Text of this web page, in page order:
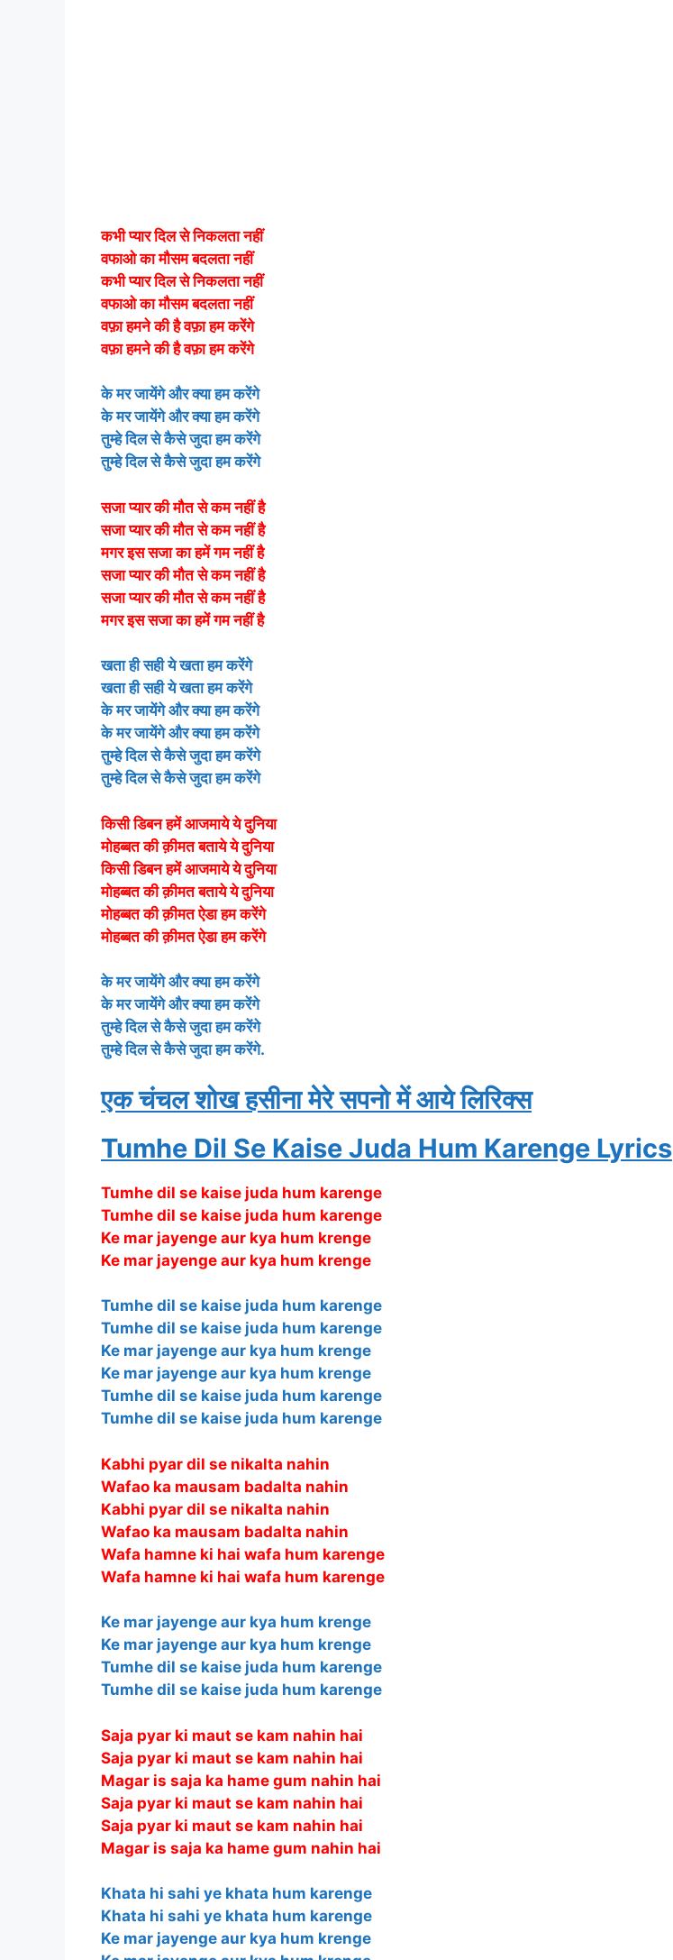
कभी प्यार दिल से निकलता नहीं
वफाओ का मौसम बदलता नहीं
कभी प्यार दिल से निकलता नहीं
वफाओ का मौसम बदलता नहीं
वफ़ा हमने की है वफ़ा हम करेंगे
वफ़ा हमने की है वफ़ा हम करेंगे
के मर जायेंगे और क्या हम करेंगे
के मर जायेंगे और क्या हम करेंगे
तुम्हे दिल से कैसे जुदा हम करेंगे
तुम्हे दिल से कैसे जुदा हम करेंगे
सजा प्यार की मौत से कम नहीं है
सजा प्यार की मौत से कम नहीं है
मगर इस सजा का हमें गम नहीं है
सजा प्यार की मौत से कम नहीं है
सजा प्यार की मौत से कम नहीं है
मगर इस सजा का हमें गम नहीं है
खता ही सही ये खता हम करेंगे
खता ही सही ये खता हम करेंगे
के मर जायेंगे और क्या हम करेंगे
के मर जायेंगे और क्या हम करेंगे
तुम्हे दिल से कैसे जुदा हम करेंगे
तुम्हे दिल से कैसे जुदा हम करेंगे
किसी डिबन हमें आजमाये ये दुनिया
मोहब्बत की क़ीमत बताये ये दुनिया
किसी डिबन हमें आजमाये ये दुनिया
मोहब्बत की क़ीमत बताये ये दुनिया
मोहब्बत की क़ीमत ऐडा हम करेंगे
मोहब्बत की क़ीमत ऐडा हम करेंगे
के मर जायेंगे और क्या हम करेंगे
के मर जायेंगे और क्या हम करेंगे
तुम्हे दिल से कैसे जुदा हम करेंगे
तुम्हे दिल से कैसे जुदा हम करेंगे.
एक चंचल शोख हसीना मेरे सपनो में आये लिरिक्स
Tumhe Dil Se Kaise Juda Hum Karenge Lyrics
Tumhe dil se kaise juda hum karenge
Tumhe dil se kaise juda hum karenge
Ke mar jayenge aur kya hum krenge
Ke mar jayenge aur kya hum krenge
Tumhe dil se kaise juda hum karenge
Tumhe dil se kaise juda hum karenge
Ke mar jayenge aur kya hum krenge
Ke mar jayenge aur kya hum krenge
Tumhe dil se kaise juda hum karenge
Tumhe dil se kaise juda hum karenge
Kabhi pyar dil se nikalta nahin
Wafao ka mausam badalta nahin
Kabhi pyar dil se nikalta nahin
Wafao ka mausam badalta nahin
Wafa hamne ki hai wafa hum karenge
Wafa hamne ki hai wafa hum karenge
Ke mar jayenge aur kya hum krenge
Ke mar jayenge aur kya hum krenge
Tumhe dil se kaise juda hum karenge
Tumhe dil se kaise juda hum karenge
Saja pyar ki maut se kam nahin hai
Saja pyar ki maut se kam nahin hai
Magar is saja ka hame gum nahin hai
Saja pyar ki maut se kam nahin hai
Saja pyar ki maut se kam nahin hai
Magar is saja ka hame gum nahin hai
Khata hi sahi ye khata hum karenge
Khata hi sahi ye khata hum karenge
Ke mar jayenge aur kya hum krenge